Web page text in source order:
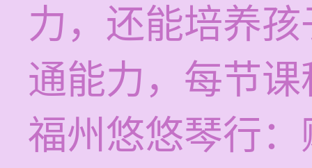
力，还能培养
通能力，每节
福州悠悠琴行